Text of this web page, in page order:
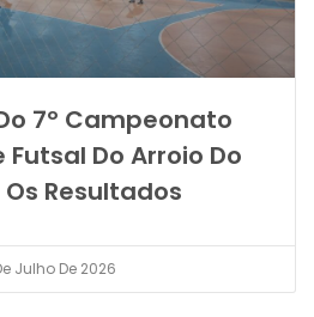
7º Campeonato
Futsal Do Arroio Do
Os Resultados
Julho De 2026